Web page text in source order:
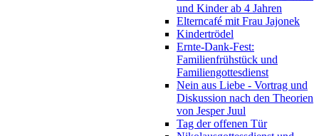
und Kinder ab 4 Jahren
Elterncafé mit Frau Jajonek
Kindertrödel
Ernte-Dank-Fest:
Familienfrühstück und
Familiengottesdienst
Nein aus Liebe - Vortrag und
Diskussion nach den Theorien
von Jesper Juul
Tag der offenen Tür